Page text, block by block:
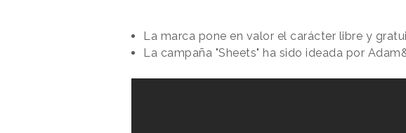
La marca pone en valor el carácter libre y
La campaña "Sheets" ha sido ideada por